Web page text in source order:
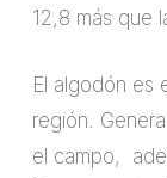
12,8 más que
El algodón es
región.
el campo,